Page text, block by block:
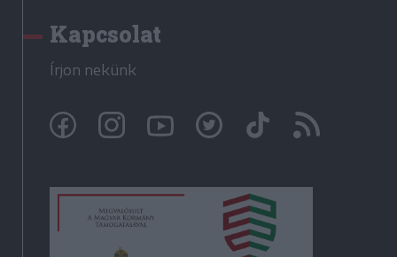
Kapcsolat
Írjon nekünk